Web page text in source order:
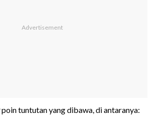
tuntutan yang dibawa, di antaranya: